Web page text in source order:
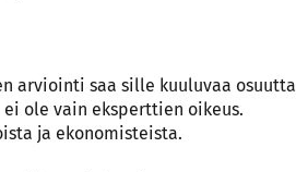
arviointi saa sille kuuluvaa osuutta
ole vain eksperttien oikeus.
ja ekonomisteista.